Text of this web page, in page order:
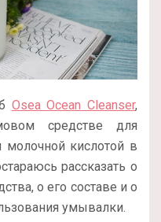
Osea Ocean Cleanser,
средстве для
кислотой в
рассказать о
о его составе и о
умывалки.